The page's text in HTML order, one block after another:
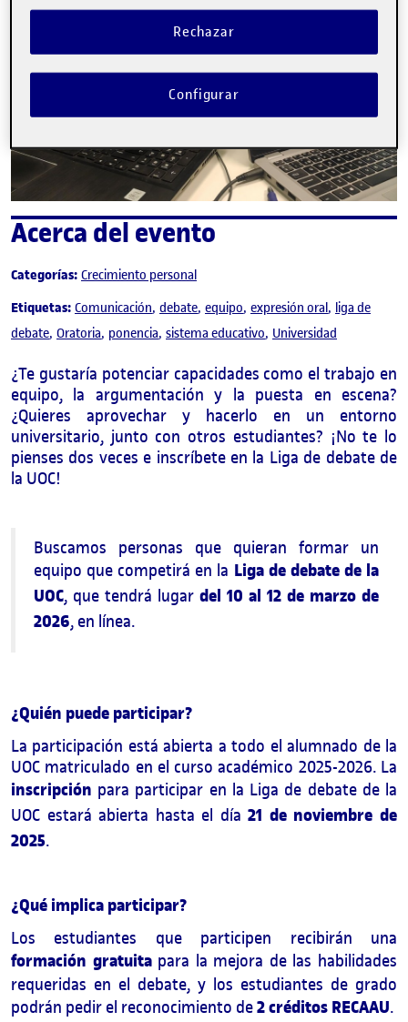
Acerca del evento
Categorías: Crecimiento personal
Etiquetas: Comunicación debate equipo expresión oral liga de
debate Oratoria ponencia sistema educativo Universidad
¿Te gustaría potenciar capacidades como el trabajo en
equipo, la argumentación y la puesta en escena?
¿Quieres aprovechar y hacerlo en un entorno
universitario, junto con otros estudiantes? ¡No te lo
pienses dos veces e inscríbete en la Liga de debate de
la UOC!
Buscamos personas que quieran formar un
equipo que competirá en la Liga de debate de la
UOC, que tendrá lugar del 10 al 12 de marzo de
2026, en línea.
¿Quién puede participar?
La participación está abierta a todo el alumnado de la
UOC matriculado en el curso académico 2025-2026. La
inscripción para participar en la Liga de debate de la
UOC estará abierta hasta el día21 de noviembre de
2025.
¿Qué implica participar?
Los estudiantes que participen recibirán una
formación gratuitapara la mejora de las habilidades
requeridas en el debate, y los estudiantes de grado
podrán pedir el reconocimiento de2 créditos RECAAU.
Rechazar
Configurar